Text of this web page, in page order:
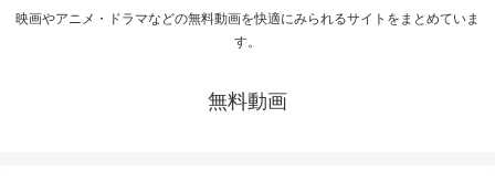
映画やアニメ・ドラマなどの無料動画を快適にみられるサイトをまとめていま
す。
無料動画